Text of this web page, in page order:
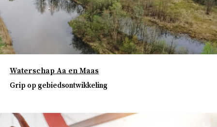
Waterschap Aa en Maas
Grip op gebiedsontwikkeling